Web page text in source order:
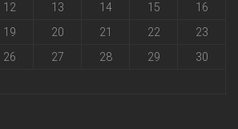
12 13 14 15
16
19 20 21 22
23
26 27 28 29
30